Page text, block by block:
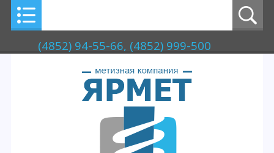
(4852) 94-55-66, (4852) 999-500